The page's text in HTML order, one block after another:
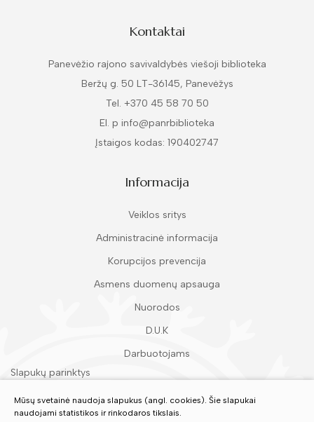
Kontaktai
Panevėžio rajono savivaldybės viešoji biblioteka
Beržų g. 50 LT-36145, Panevėžys
Tel. +370 45 58 70 50
El. p info@panrbiblioteka
Įstaigos kodas: 190402747
Informacija
Veiklos sritys
Administracinė informacija
Korupcijos prevencija
Asmens duomenų apsauga
Nuorodos
D.U.K
Darbuotojams
Slapukų parinktys
Mūsų svetainė naudoja slapukus (angl. cookies). Šie slapukai
naudojami statistikos ir rinkodaros tikslais.